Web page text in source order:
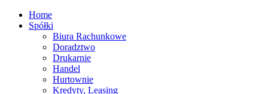
Home
Spółki
Biura Rachunkowe
Doradztwo
Drukarnie
Handel
Hurtownie
Kredyty, Leasing